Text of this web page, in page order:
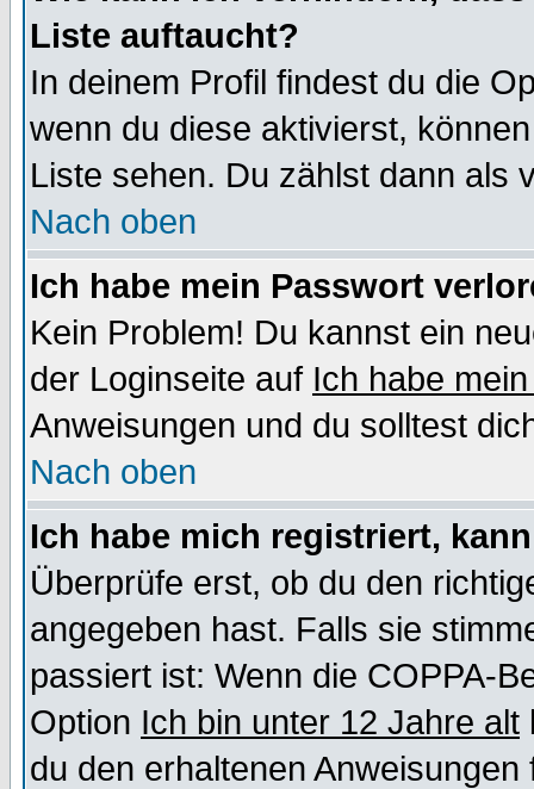
Liste auftaucht?
In deinem Profil findest du die
wenn du diese aktivierst,
Liste sehen. Du zählst dann als
Nach oben
Ich habe mein Passwort
Kein Problem! Du kannst ein
der Loginseite auf Ich habe
Anweisungen und du solltest
Nach oben
Ich habe mich registriert,
Überprüfe erst, ob du den
angegeben hast. Falls sie
passiert ist: Wenn die COPPA-
Option Ich bin unter 12 Jahre alt
du den erhaltenen